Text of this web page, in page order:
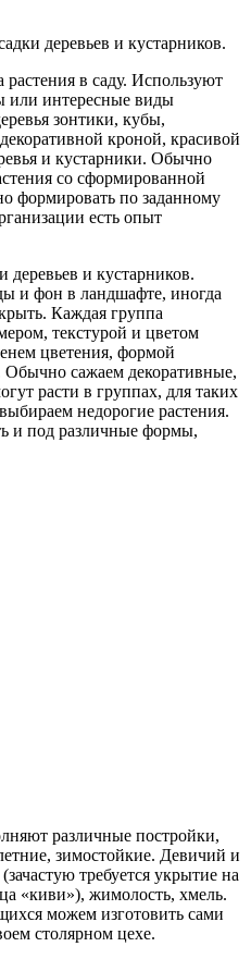
деревьев и кустарников.
в саду. Используют
или интересные виды
зонтики, кубы,
кроной, красивой
и кустарники. Обычно
со сформированной
формировать по заданному
есть опыт
и кустарников.
и фон в ландшафте, иногда
Каждая группа
текстурой и цветом
цветения, формой
Обычно сажаем декоративные,
расти в группах, для таких
недорогие растения.
и под различные формы,
различные постройки,
зимостойкие. Девичий и
требуется укрытие на
«киви»), жимолость, хмель.
можем изготовить сами
столярном цехе.